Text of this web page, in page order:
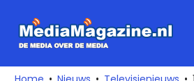
naar
media